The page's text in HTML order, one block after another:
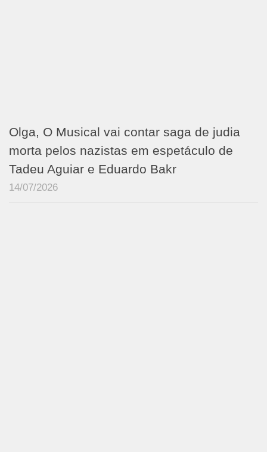
Olga, O Musical vai contar saga de judia
morta pelos nazistas em espetáculo de
Tadeu Aguiar e Eduardo Bakr
14/07/2026